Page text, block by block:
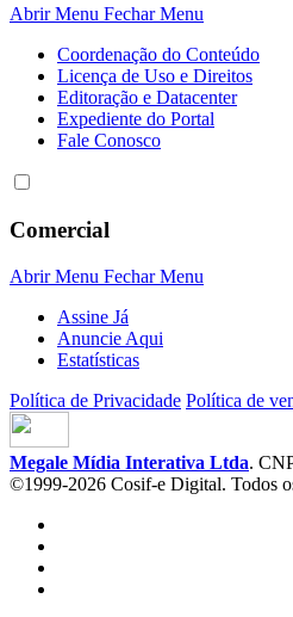
Abrir Menu Fechar Menu
Coordenação do Conteúdo
Licença de Uso e Direitos
Editoração e Datacenter
Expediente do Portal
Fale Conosco
Comercial
Abrir Menu Fechar Menu
Assine Já
Anuncie Aqui
Estatísticas
Política de Privacidade Política de
Megale Mídia Interativa Ltda.
©1999-2026 Cosif-e Digital. Todos